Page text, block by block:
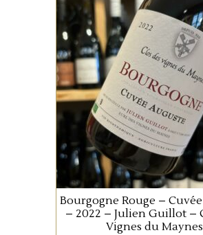
BOURGOGNE
Sélection parcellaire
vignes de Pinot Noir
ans, élevées un an en
chêne, pour un vin
d’une remarquable
tannique pouvant
quelques temps
cave.
AJOUTER AU
Bourgogne Rouge –
– 2022 – Julien Guillot –
Vignes du Maynes